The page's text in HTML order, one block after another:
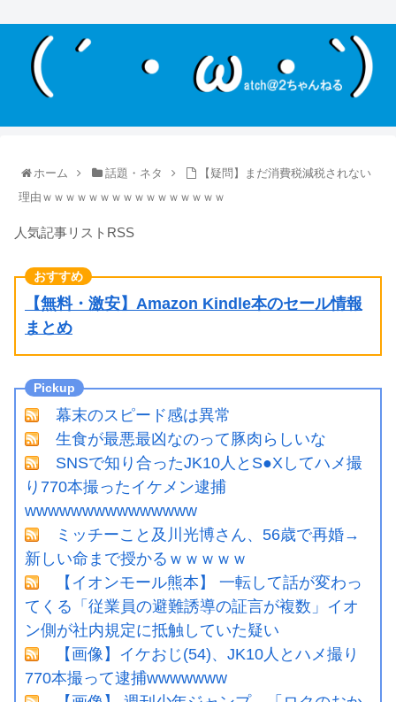
ホーム 話題・ネタ
【疑問】まだ消費税減税されない
理由ｗｗｗｗｗｗｗｗｗｗｗｗｗｗｗｗ
人気記事リストRSS
【無料・激安】Amazon Kindle本のセール情報
まとめ
幕末のスピード感は異常
生食が最悪最凶なのって豚肉らしいな
SNSで知り合ったJK10人とS●Xしてハメ撮
り770本撮ったイケメン逮捕
wwwwwwwwwwwwwww
ミッチーこと及川光博さん、56歳で再婚→
新しい命まで授かるｗｗｗｗｗ
【イオンモール熊本】 一転して話が変わっ
てくる「従業員の避難誘導の証言が複数」イオ
ン側が社内規定に抵触していた疑い
【画像】イケおじ(54)、JK10人とハメ撮り
770本撮って逮捕wwwwwww